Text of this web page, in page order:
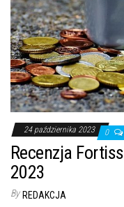
24 października 2023 0
Recenzja
2023
By REDAKCJA